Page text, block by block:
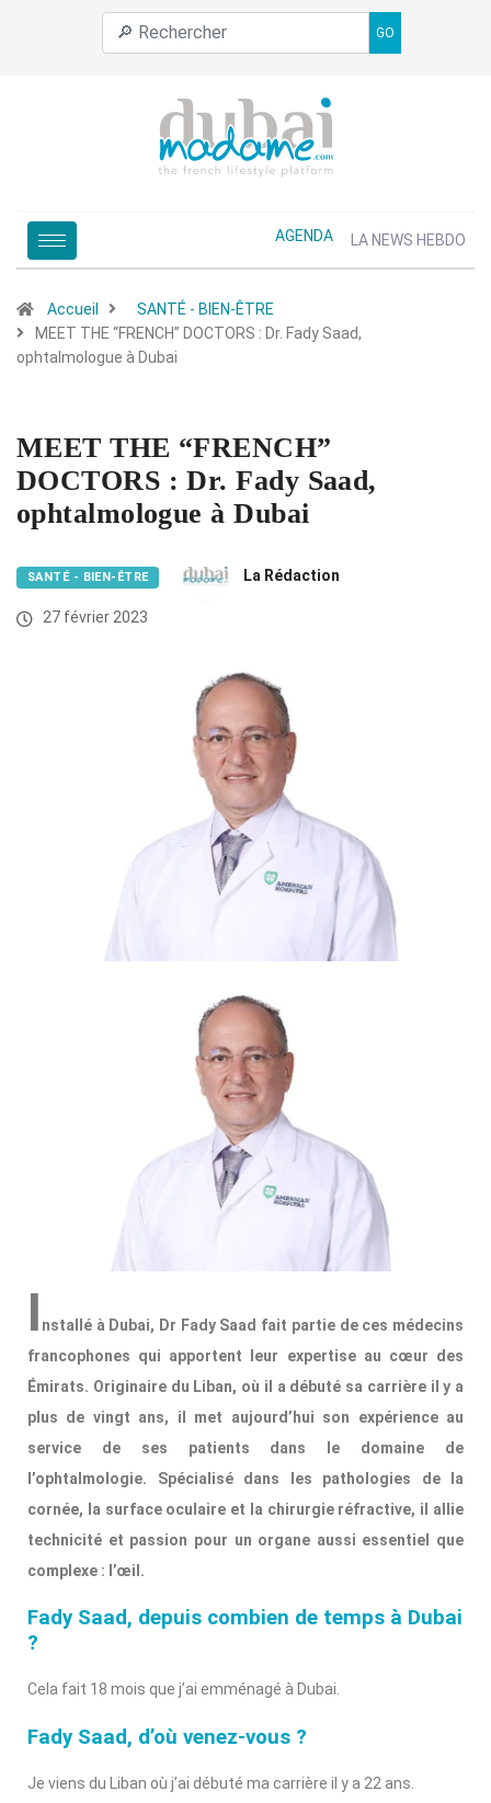
GO
AGENDA LA NEWS HEBDO
Accueil
SANTÉ - BIEN-ÊTRE
MEET THE “FRENCH” DOCTORS : Dr. Fady Saad,
ophtalmologue à Dubai
MEET THE “FRENCH”
DOCTORS : Dr. Fady Saad,
ophtalmologue à Dubai
SANTÉ - BIEN-ÊTRE La Rédaction
27 février 2023
I nstallé à Dubai, Dr Fady Saad fait partie de ces médecins
francophones qui apportent leur expertise au cœur des
Émirats. Originaire du Liban, où il a débuté sa carrière il y a
plus de vingt ans, il met aujourd’hui son expérience au
service de ses patients dans le domaine de
l’ophtalmologie. Spécialisé dans les pathologies de la
cornée, la surface oculaire et la chirurgie réfractive, il allie
technicité et passion pour un organe aussi essentiel que
complexe : l’œil.
Fady Saad, depuis combien de temps à Dubai
?
Cela fait 18 mois que j’ai emménagé à Dubai.
Fady Saad, d’où venez-vous ?
Je viens du Liban où j’ai débuté ma carrière il y a 22 ans.